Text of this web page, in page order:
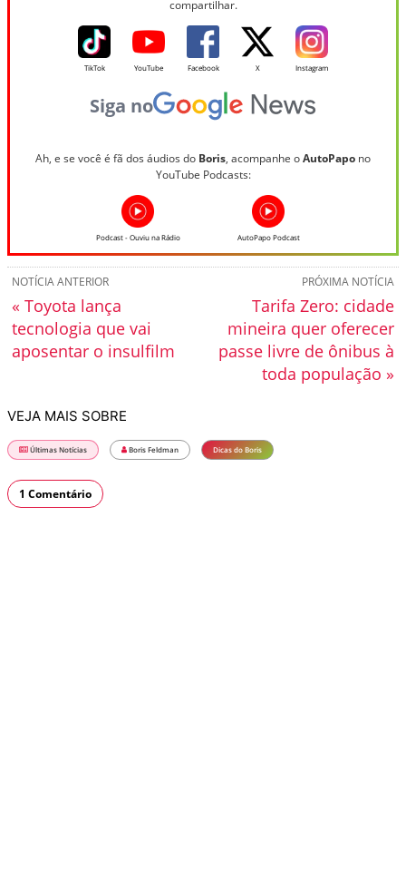
compartilhar.
TikTok YouTube Facebook X Instagram
Siga no
Ah, e se você é fã dos áudios do Boris, acompanhe oAutoPapo no
YouTube Podcasts:
Podcast - Ouviu na Rádio AutoPapo Podcast
PRÓXIMA NOTÍCIA
Tarifa Zero: cidade
mineira quer oferecer
passe livre de ônibus à
toda população »
NOTÍCIA ANTERIOR
« Toyota lança
tecnologia que vai
aposentar o insulfilm
VEJA MAIS SOBRE
Últimas Notícias Boris Feldman Dicas do Boris
1 Comentário